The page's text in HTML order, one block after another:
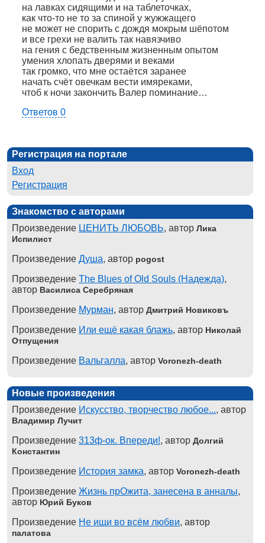
на лавках сидящими и на таблеточках,
как что-то не то за спиной у жужжащего
не может не спорить с дождя мокрым шёпотом
и все грехи не валить так навязчиво
на гения с бедственным жизненным опытом
умения хлопать дверями и веками
так громко, что мне остаётся заранее
начать счёт овечкам вести имяреками,
чтоб к ночи закончить Валер поминание…
Ответов 0
Регистрация на портале
Вход
Регистрация
Знакомство с авторами
Произведение ЦЕНИТЬ ЛЮБОВЬ, автор Лика
Испилист
Произведение Душа, автор pogost
Произведение The Blues of Old Souls (Надежда),
автор Василиса Серебряная
Произведение Мурман, автор Дмитрий Новиковъ
Произведение Или ещё какая блажь, автор Николай
Отпущения
Произведение Вальгалла, автор Voronezh-death
Новые произведения
Произведение Искусство, творчество любое..., автор
Владимир Лучит
Произведение 313ф-ок. Впереди!, автор Долгий
Константин
Произведение История замка, автор Voronezh-death
Произведение Жизнь прОжита, занесена в анналы,
автор Юрий Буков
Произведение Не ищи во всём любви, автор
палатова